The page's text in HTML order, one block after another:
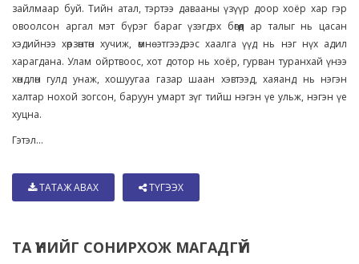
зайлмаар буй. Тийн атал, тэртээ давааны үзүүр доор хоёр хар гэр
овоолсон аргал мэт бүрэг бараг үзэгдэх бөгөөд ар талыг нь цасан
хэдийнээ хөрзөнтөн хучиж, өмнө этгээдээс хаалга үүд нь нэг нүх адил
харагдана. Улам ойртвоос, хот дотор нь хоёр, гурван туранхай үнээ
хөндлөн гулд унаж, хошуугаа газар шаан хэвтээд, хаяанд нь нэгэн
халтар нохой зогсон, баруун умарт зүг тийш нэгэн үе ульж, нэгэн үе
хуцна.
Гэтэл...
ТАТАЖ АВАХ ТҮГЭЭХ
ТА ҮҮНИЙГ СОНИРХОЖ МАГАДГҮЙ